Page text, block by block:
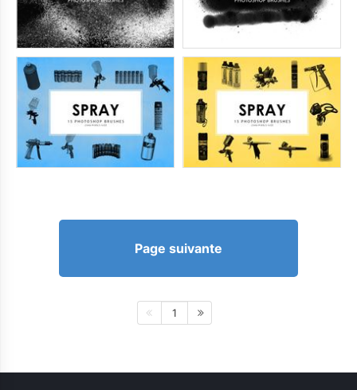
Page suivante
1